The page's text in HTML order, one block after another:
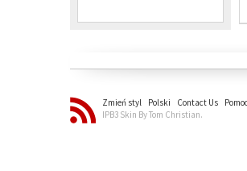
Zmień styl Polski Contact Us
Pomoc
IPB3 Skin By Tom Christian.